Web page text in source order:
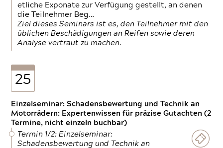
etliche Exponate zur Verfügung gestellt, an denen
die Teilnehmer Beg…
Ziel dieses Seminars ist es, den Teilnehmer mit den
üblichen Beschädigungen an Reifen sowie deren
Analyse vertraut zu machen.
25
Einzelseminar: Schadensbewertung und Technik an
Motorrädern: Expertenwissen für präzise Gutachten (2
Termine, nicht einzeln buchbar)
Termin 1/2: Einzelseminar:
Schadensbewertung und Technik an